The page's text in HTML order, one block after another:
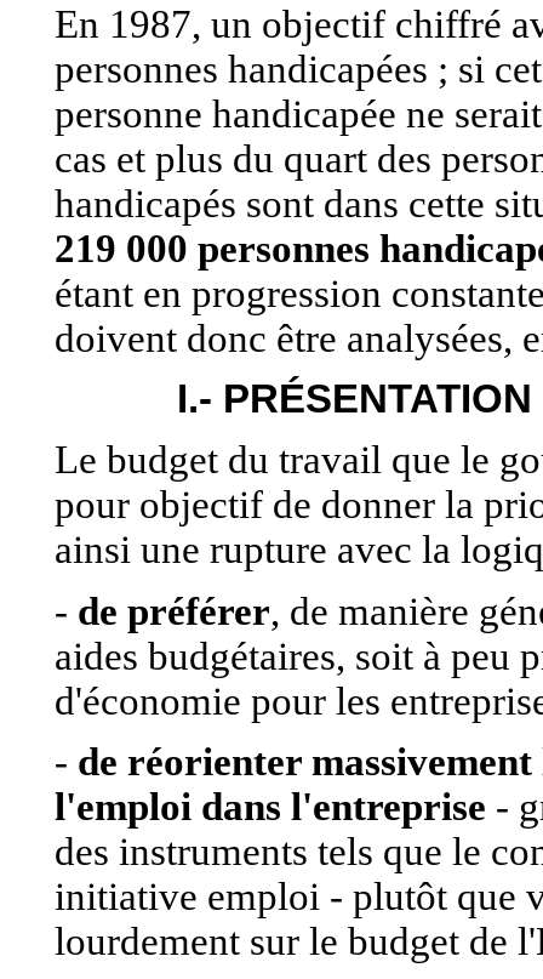
En 1987, un objectif chiffré
personnes handicapées ; si
personne handicapée ne
cas et plus du quart des
handicapés sont dans cette
219 000 personnes
étant en progression
doivent donc être analysées,
I.-
Le budget du travail que le
pour objectif de donner la
ainsi une rupture avec la
- de préférer, de manière
aides budgétaires, soit à peu
d'économie pour les
- de réorienter
l'emploi dans l'entreprise -
des instruments tels que le
initiative emploi - plutôt que
lourdement sur le budget de